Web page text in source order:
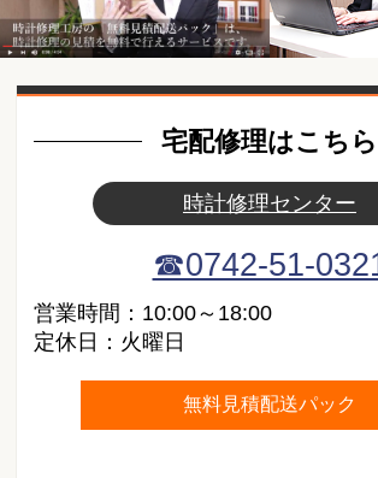
宅配修理はこちら
時計修理センター
☎0742-51-
営業時間：10:00～18:00
定休日：火曜日
無料見積配送パック